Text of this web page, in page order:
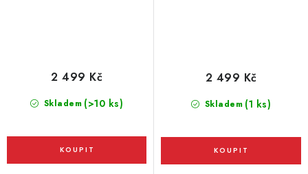
Skladem (>10 ks)
2 499 Kč
Skladem (1 ks)
2 499 Kč